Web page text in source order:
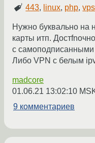
443, linux, php,vps
Нужно буквально на
карты итп.
с
Либо VPN с белым
madcore
01.06.21 13:02:10
9 комментариев